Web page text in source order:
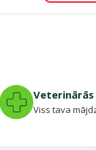
Viss tava